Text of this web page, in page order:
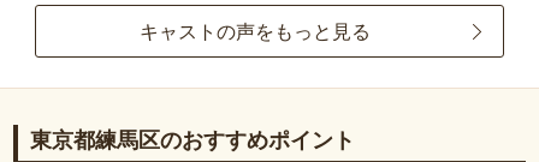
キャストの声をもっと見る
東京都練馬区のおすすめポイント